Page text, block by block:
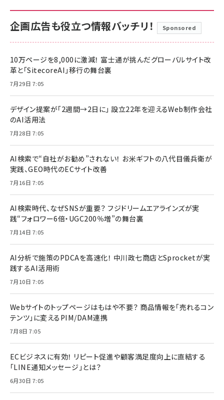
企画広告も役立つ情報バッチリ！ Sponsored
10万ページを8,000に激減！ 富士通が挑んだグローバルサイト改
革と「SitecoreAI」移行の舞台裏
7月29日 7:05
デザイン提案が「2週間→2日に」 設立22年を迎えるWeb制作会社
のAI活用法
7月28日 7:05
AI検索で“自社がお勧め”されない！ お米ギフトの八代目儀兵衛が
実践、GEO時代のECサイト改善
7月16日 7:05
AI検索時代、なぜSNSが重要？ フジドリームエアラインズが実
践“フォロワー6倍・UGC200％増”の舞台裏
7月14日 7:05
AI分析で施策のPDCAを高速化！ 中川政七商店とSprocketが実
践するAI活用術
7月10日 7:05
Webサイトのトップページはもはや不要？ 商品情報を「売れるコン
テンツ」に変えるPIM/DAM連携
7月8日 7:05
ECビジネスに有効！ リピート促進や顧客満足度向上に直結する
「LINE通知メッセージ」とは？
6月30日 7:05